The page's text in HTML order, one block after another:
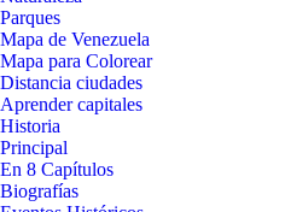
Parques
Mapa de Venezuela
Mapa para Colorear
Distancia ciudades
Aprender capitales
Historia
Principal
En 8 Capítulos
Biografías